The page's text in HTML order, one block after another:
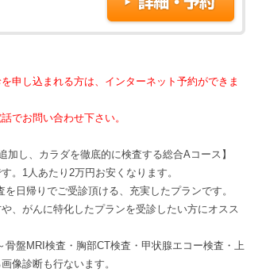
申し込まれる方は、インターネット予約ができま
でお問い合わせ下さい。
加し、カラダを徹底的に検査する総合Aコース】
。1人あたり2万円お安くなります。
日帰りでご受診頂ける、充実したプランです。
、がんに特化したプランを受診したい方にオスス
盤MRI検査・胸部CT検査・甲状腺エコー検査・上
像診断も行ないます。